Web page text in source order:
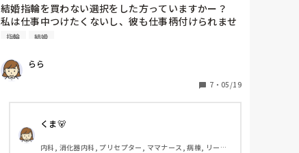
結婚指輪を買わない選択をした方っていますかー？
私は仕事中つけたくないし、彼も仕事柄付けられませ
ん。だったら必要なのかなと思ってしまいます😂
指輪 結婚
らら
7 ・ 05/19
くま🐻
内科, 消化器内科, プリセプター, ママナース, 病棟, リーダ